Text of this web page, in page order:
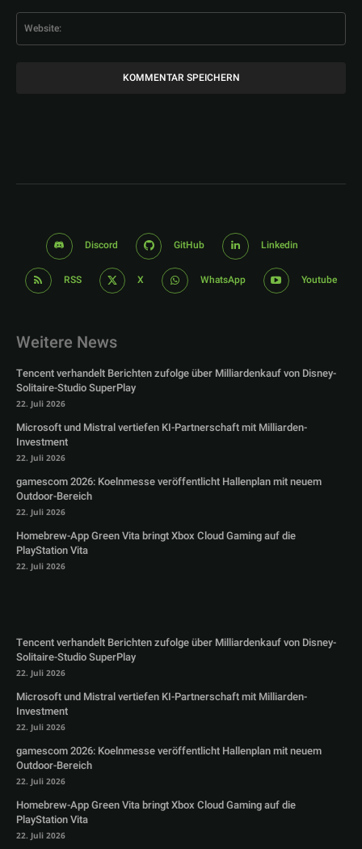
Discord GitHub Linkedin
RSS X WhatsApp Youtube
Weitere News
Tencent verhandelt Berichten zufolge über Milliardenkauf von Disney-
Solitaire-Studio SuperPlay
22. Juli 2026
Microsoft und Mistral vertiefen KI-Partnerschaft mit Milliarden-
Investment
22. Juli 2026
gamescom 2026: Koelnmesse veröffentlicht Hallenplan mit neuem
Outdoor-Bereich
22. Juli 2026
Homebrew-App Green Vita bringt Xbox Cloud Gaming auf die
PlayStation Vita
22. Juli 2026
Tencent verhandelt Berichten zufolge über Milliardenkauf von Disney-
Solitaire-Studio SuperPlay
22. Juli 2026
Microsoft und Mistral vertiefen KI-Partnerschaft mit Milliarden-
Investment
22. Juli 2026
gamescom 2026: Koelnmesse veröffentlicht Hallenplan mit neuem
Outdoor-Bereich
22. Juli 2026
Homebrew-App Green Vita bringt Xbox Cloud Gaming auf die
PlayStation Vita
22. Juli 2026